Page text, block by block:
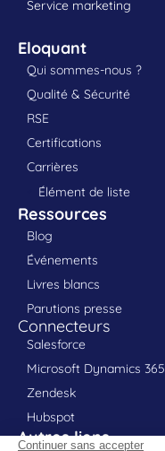
Service marketing
Eloquant
Qui sommes-nous ?
Qualité & Sécurité
RSE
Certifications
Carrières
Élément de liste
Ressources
Blog
Événements
Livres blancs
Parutions presse
Connecteurs
Salesforce
Microsoft Dynamics 365
Zendesk
Hubspot
Autres liens